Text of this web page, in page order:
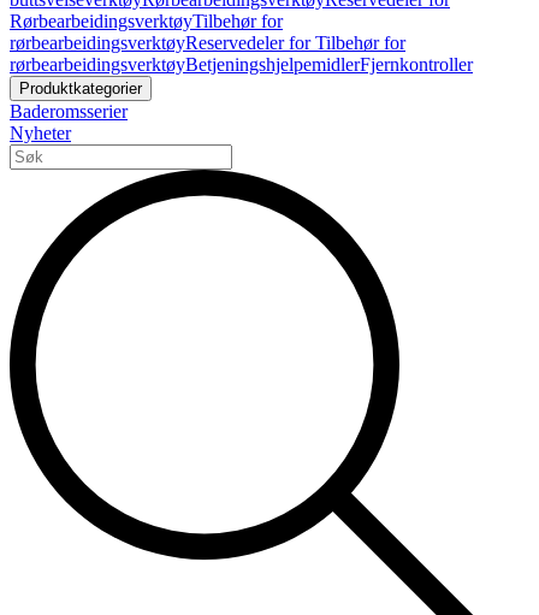
RørbearbeidingsverktøyTilbehør for
rørbearbeidingsverktøyReservedeler for Tilbehør for
rørbearbeidingsverktøyBetjeningshjelpemidlerFjernkontroller
Produktkategorier
Baderomsserier
Nyheter